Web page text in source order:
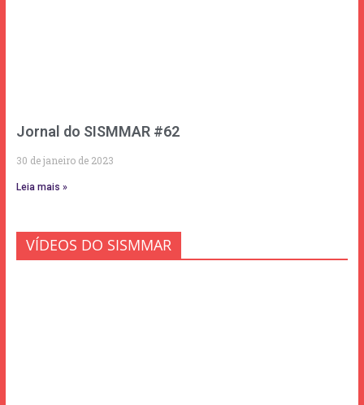
Jornal do SISMMAR #62
30 de janeiro de 2023
Leia mais »
VÍDEOS DO SISMMAR